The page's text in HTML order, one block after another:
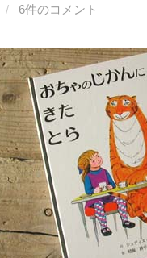
/ 6件のコメント